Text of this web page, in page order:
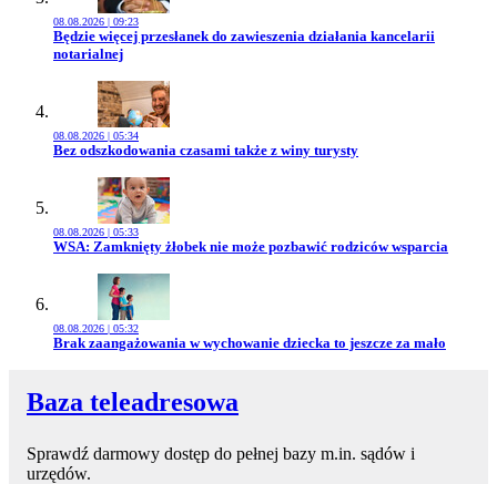
08.08.2026 | 09:23
Przejdź do artykułu:
Będzie więcej przesłanek do zawieszenia działania kancelarii
notarialnej
08.08.2026 | 05:34
Przejdź do artykułu:
Bez odszkodowania czasami także z winy turysty
08.08.2026 | 05:33
Przejdź do artykułu:
WSA: Zamknięty żłobek nie może pozbawić rodziców wsparcia
08.08.2026 | 05:32
Przejdź do artykułu:
Brak zaangażowania w wychowanie dziecka to jeszcze za mało
Baza teleadresowa
Sprawdź darmowy dostęp do pełnej bazy m.in. sądów i
urzędów.